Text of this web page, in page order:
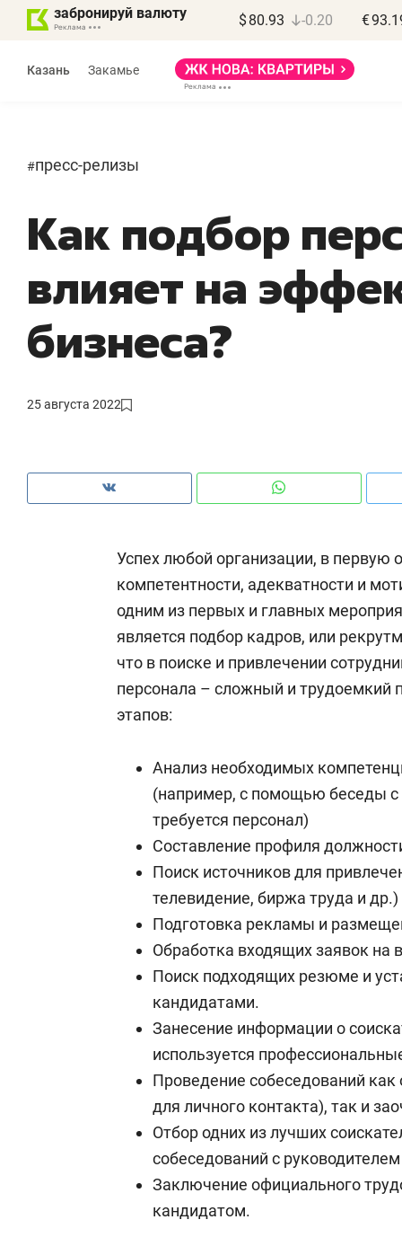
забронируй валюту $ 80.93 -0.20 €
Казань Закамье
#пресс-релизы
Как подбор
влияет на
бизнеса?
25 августа 2022
Успех любой организации, в первую
компетентности, адекватности и
одним из первых и главных
является подбор кадров, или
что в поиске и привлечении
персонала – сложный и трудоемкий
этапов:
Анализ необходимых
(например, с помощью беседы с
требуется персонал)
Составление профиля
Поиск источников для
телевидение, биржа труда и др.)
Подготовка рекламы и
Обработка входящих заявок на
Поиск подходящих резюме и
кандидатами.
Занесение информации о
используется
Проведение собеседований
для личного контакта), так и
Отбор одних из лучших
собеседований с
Заключение официального
кандидатом.
Василь Мазитов
МАРТ
«Не зная местных
правил, бизнес может
потерять минимум
Как ГК «МИР ГРУПП» и ВТБ
создают оазис жилого
комфорта под Казанью
ID вместо